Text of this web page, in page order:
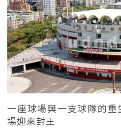
一座球場與一支球隊的
場迎來封王